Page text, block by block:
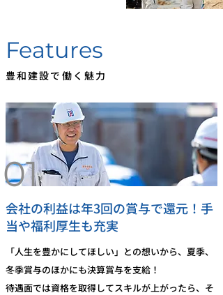
Features
豊和建設で働く魅力
01
会社の利益は年3回の賞与で還元！手
当や福利厚生も充実
「人生を豊かにしてほしい」との想いから、夏季、
冬季賞与のほかにも決算賞与を支給！
待遇面では資格を取得してスキルが上がったら、そ